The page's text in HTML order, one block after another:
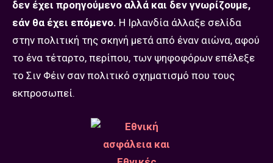
δεν έχει προηγούμενο αλλά και δεν γνωρίζουμε,
εάν θα έχει επόμενο. Η Ιρλανδία άλλαξε σελίδα
στην πολιτική της σκηνή μετά από έναν αιώνα, αφού
το ένα τέταρτο, περίπου, των ψηφοφόρων επέλεξε
το Σιν Φέιν σαν πολιτικό σχηματισμό που τους
εκπροσωπεί.